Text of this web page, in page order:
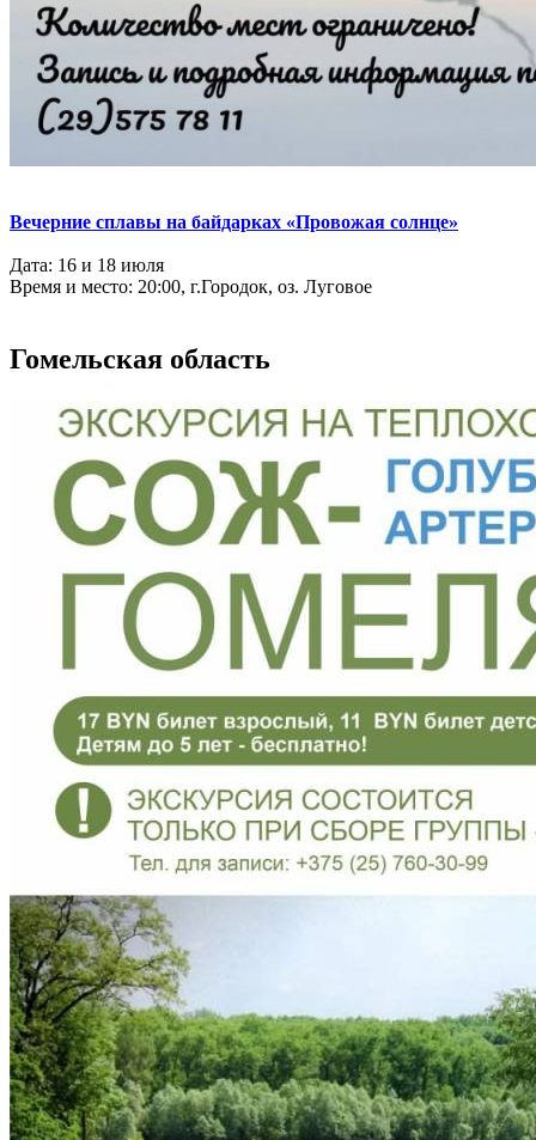
Вечерние сплавы на байдарках «Провожая солнце»
Дата: 16 и 18 июля
Время и место: 20:00, г.Городок, оз. Луговое
Гомельская область